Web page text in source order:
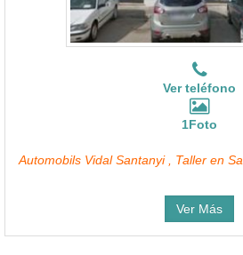
Ver teléfono
1Foto
Automobils Vidal Santanyi , Taller en
Ver Más